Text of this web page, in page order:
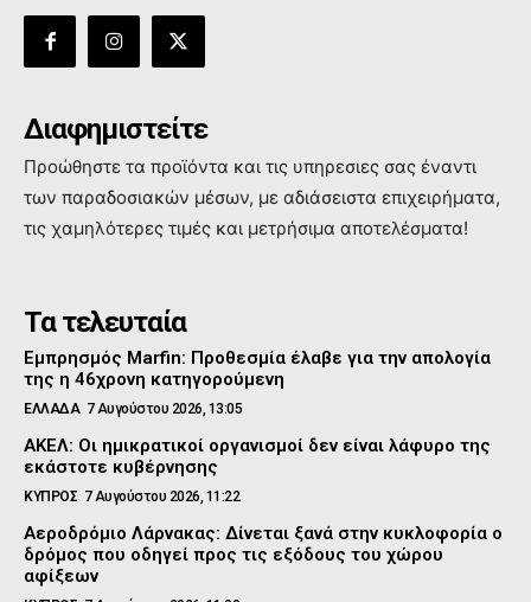
Διαφημιστείτε
Προώθηστε τα προϊόντα και τις υπηρεσιες σας έναντι
των παραδοσιακών μέσων, με αδιάσειστα επιχειρήματα,
τις χαμηλότερες τιμές και μετρήσιμα αποτελέσματα!
Τα τελευταία
Εμπρησμός Marfin: Προθεσμία έλαβε για την απολογία
της η 46χρονη κατηγορούμενη
ΕΛΛΑΔΑ 7 Αυγούστου 2026, 13:05
ΑΚΕΛ: Οι ημικρατικοί οργανισμοί δεν είναι λάφυρο της
εκάστοτε κυβέρνησης
ΚΥΠΡΟΣ 7 Αυγούστου 2026, 11:22
Αεροδρόμιο Λάρνακας: Δίνεται ξανά στην κυκλοφορία ο
δρόμος που οδηγεί προς τις εξόδους του χώρου
αφίξεων